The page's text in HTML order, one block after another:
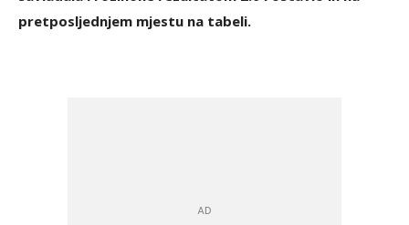
pretposljednjem mjestu na tabeli.